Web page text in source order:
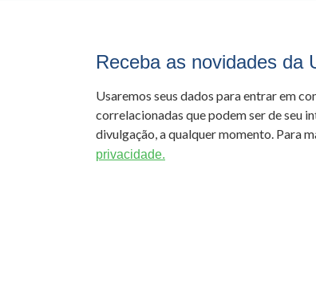
Receba as novidades da
Usaremos seus dados para entrar em
correlacionadas que podem ser de seu
divulgação, a qualquer momento. Para
privacidade.